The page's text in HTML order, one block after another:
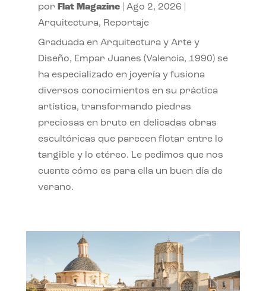
por Flat Magazine| Ago 2, 2026
Arquitectura, Reportaje
Graduada en Arquitectura y Arte y
Diseño, Empar Juanes (Valencia, 1990) se
ha especializado en joyería y fusiona
diversos conocimientos en su práctica
artística, transformando piedras
preciosas en bruto en delicadas obras
escultóricas que parecen flotar entre lo
tangible y lo etéreo. Le pedimos que nos
cuente cómo es para ella un buen día de
verano.